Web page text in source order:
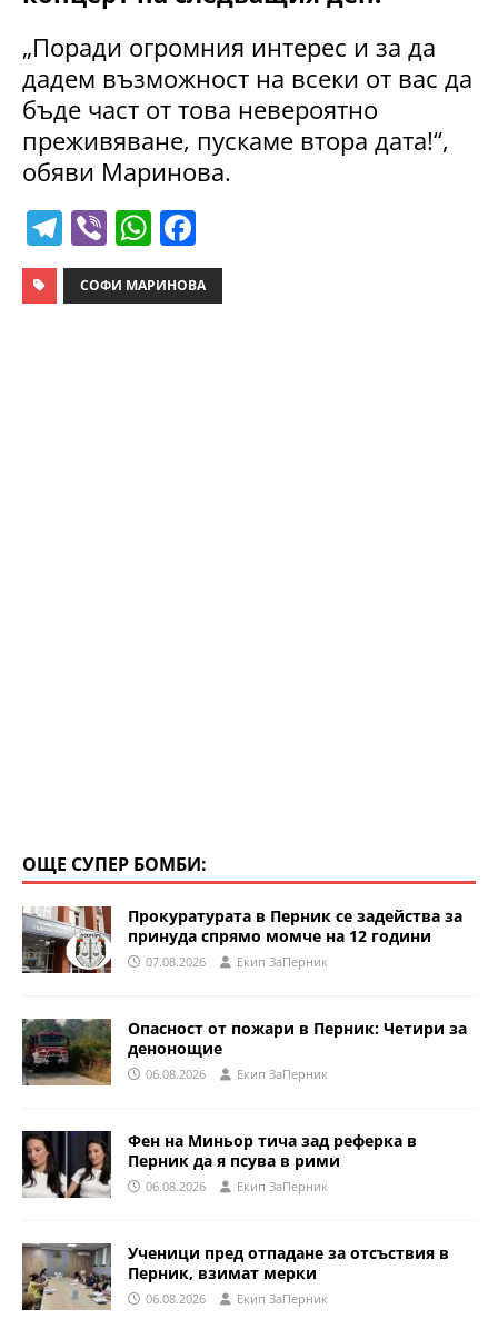
„Поради огромния интерес и за да
дадем възможност на всеки от вас да
бъде част от това невероятно
преживяване, пускаме втора дата!“,
обяви Маринова.
T
el
e
Vi
b
er
W
h
at
a
c
СОФИ МАРИНОВА
ОЩЕ СУПЕР БОМБИ:
Прокуратурата в Перник се задейства за
принуда спрямо момче на 12 години
07.08.2026 Eкип ЗаПерник
Опасност от пожари в Перник: Четири за
денонощие
06.08.2026 Eкип ЗаПерник
Фен на Миньор тича зад реферка в
Перник да я псува в рими
06.08.2026 Eкип ЗаПерник
Ученици пред отпадане за отсъствия в
Перник, взимат мерки
06.08.2026 Eкип ЗаПерник